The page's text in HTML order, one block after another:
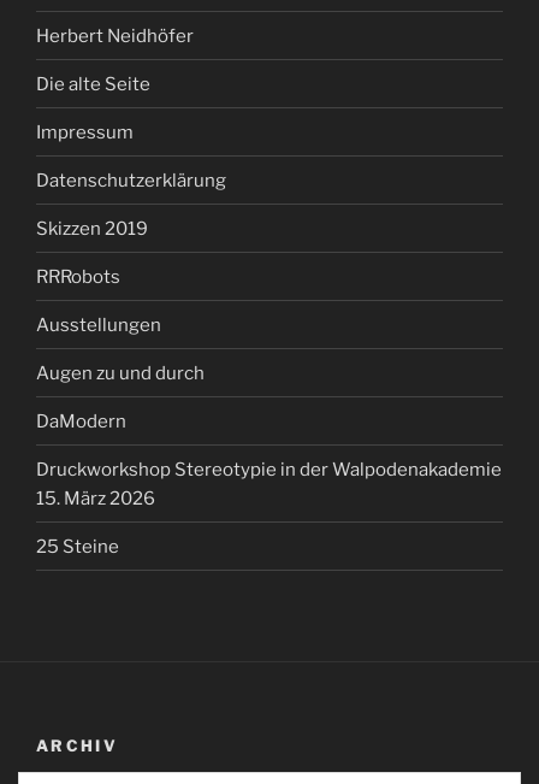
Herbert Neidhöfer
Die alte Seite
Impressum
Datenschutzerklärung
Skizzen 2019
RRRobots
Ausstellungen
Augen zu und durch
DaModern
Druckworkshop Stereotypie in der Walpodenakademie
15. März 2026
25 Steine
ARCHIV